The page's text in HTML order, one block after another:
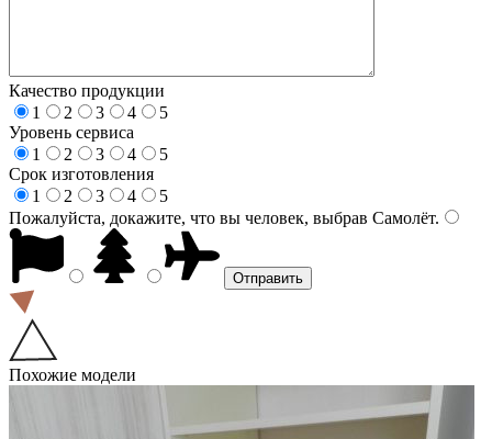
Качество продукции
1
2 3 4
5
Уровень сервиса
1
2 3 4
5
Срок изготовления
1
2 3 4
5
Пожалуйста, докажите, что вы человек, выбрав Самолёт.
Похожие модели